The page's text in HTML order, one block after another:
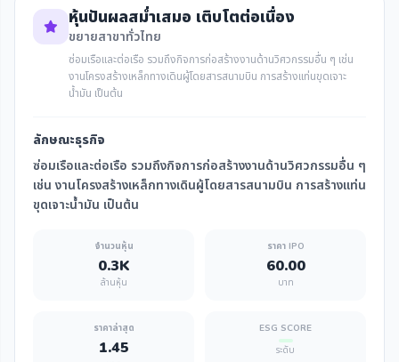
หุ้นปันผลสม่ำเสมอ เติบโตต่อเนื่อง
ขยายสาขาทั่วไทย
ซ่อมเรือและต่อเรือ รวมถึงกิจการก่อสร้างงานด้านวิศวกรรมอื่น ๆ เช่น
งานโครงสร้างเหล็กทางเดินผู้โดยสารสนามบิน การสร้างแท่นขุดเจาะ
น้ำมัน เป็นต้น
ลักษณะธุรกิจ
ซ่อมเรือและต่อเรือ รวมถึงกิจการก่อสร้างงานด้านวิศวกรรมอื่น ๆ
เช่น งานโครงสร้างเหล็กทางเดินผู้โดยสารสนามบิน การสร้างแท่น
ขุดเจาะน้ำมัน เป็นต้น
จำนวนหุ้น
0.3K
ล้านหุ้น
ราคา IPO
60.00
บาท
ราคาล่าสุด
1.45
ESG SCORE
ระดับ